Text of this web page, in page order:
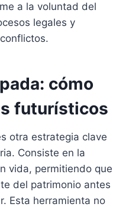
a la voluntad del
legales y
cómo
futurísticos
otra estrategia clave
Consiste en la
vida, permitiendo que
del patrimonio antes
Esta herramienta no